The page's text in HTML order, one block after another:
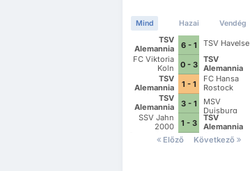
Mind Hazai Vendég
TSV
Alemannia
Aachen
6 - 1
TSV Havelse
FC Viktoria
Koln
0 - 3
TSV
Alemannia
Aachen
TSV
Alemannia
Aachen
1 - 1
FC Hansa
Rostock
TSV
Alemannia
Aachen
3 - 1
MSV
Duisburg
SSV Jahn
2000
Regensburg
1 - 3
TSV
Alemannia
Aachen
Előző Következő